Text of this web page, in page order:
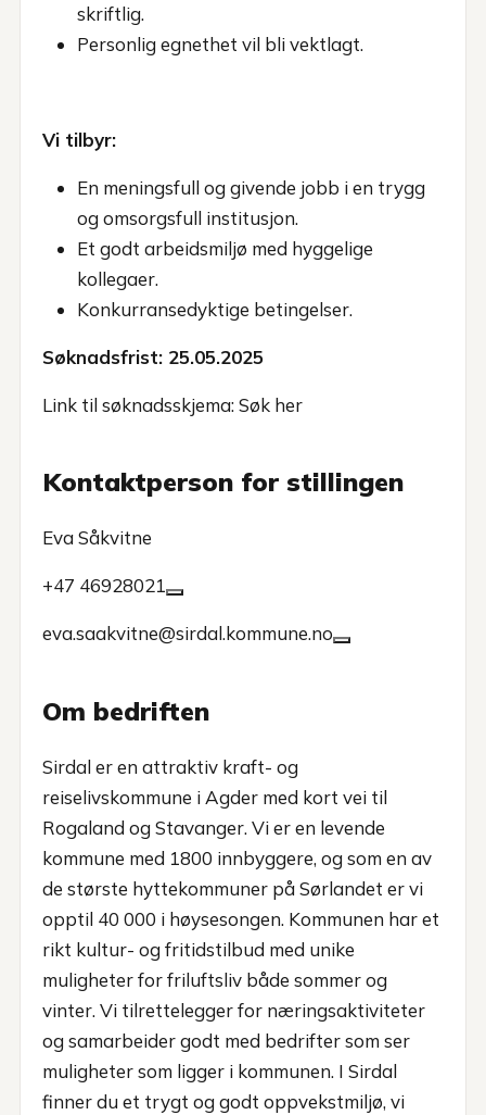
skriftlig.
Personlig egnethet vil bli vektlagt.
Vi tilbyr:
En meningsfull og givende jobb i en trygg
og omsorgsfull institusjon.
Et godt arbeidsmiljø med hyggelige
kollegaer.
Konkurransedyktige betingelser.
Søknadsfrist: 25.05.2025
Link til søknadsskjema:Søk her
Kontaktperson for stillingen
Eva Såkvitne
+47 46928021
eva.saakvitne@sirdal.kommune.no
Om bedriften
Sirdal er en attraktiv kraft- og
reiselivskommune i Agder med kort vei til
Rogaland og Stavanger. Vi er en levende
kommune med 1800 innbyggere, og som en av
de største hyttekommuner på Sørlandet er vi
opptil 40 000 i høysesongen. Kommunen har et
rikt kultur- og fritidstilbud med unike
muligheter for friluftsliv både sommer og
vinter. Vi tilrettelegger for næringsaktiviteter
og samarbeider godt med bedrifter som ser
muligheter som ligger i kommunen. I Sirdal
finner du et trygt og godt oppvekstmiljø, vi